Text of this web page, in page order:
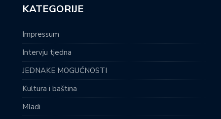
KATEGORIJE
Impressum
Intervju tjedna
JEDNAKE MOGUĆNOSTI
Kultura i baština
Mladi